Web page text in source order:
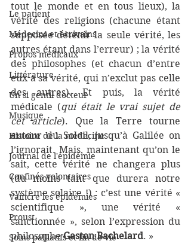
Le patient
Médecins et écrivains
Propos médicaux
Littérature
Un si gentil docteur
Musique
Histoire de la médecine
Journal de l'épidémie
Confinés volontaires
Vaincre les épidémies
Proust
Soins palliatifs et fin de vie
tout le monde et en tous lieux), la
vérité des religions (chacune étant
supposée détenir la seule vérité, les
autres étant dans l’erreur) ; la vérité
des philosophes (et chacun d’entre
eux a sa vérité, qui n’exclut pas celle
des autres). Et puis, la vérité
médicale (qui était le vrai sujet de
cet article). Que la Terre tourne
autour du Soleil, jusqu’à Galilée on
l’ignorait. Mais, maintenant qu’on le
sait, cette vérité ne changera plus
(du moins tant que durera notre
système solaire !) : c’est une vérité «
scientifique », une vérité «
sanctionnée », selon l’expression du
philosophe Gaston Bachelard. »